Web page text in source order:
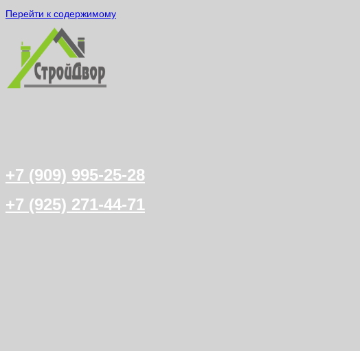
Перейти к содержимому
+7 (909) 995-25-28
+7 (925) 271-44-71